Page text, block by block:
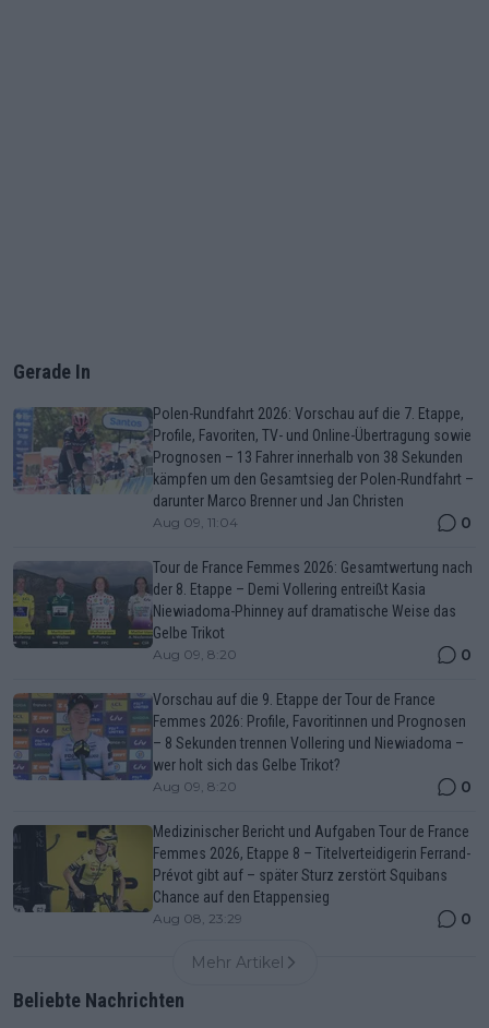
Gerade In
Polen-Rundfahrt 2026: Vorschau auf die 7. Etappe,
Profile, Favoriten, TV- und Online-Übertragung sowie
Prognosen – 13 Fahrer innerhalb von 38 Sekunden
kämpfen um den Gesamtsieg der Polen-Rundfahrt –
darunter Marco Brenner und Jan Christen
Aug 09, 11:04 0
Tour de France Femmes 2026: Gesamtwertung nach
der 8. Etappe – Demi Vollering entreißt Kasia
Niewiadoma-Phinney auf dramatische Weise das
Gelbe Trikot
Aug 09, 8:20 0
Vorschau auf die 9. Etappe der Tour de France
Femmes 2026: Profile, Favoritinnen und Prognosen
– 8 Sekunden trennen Vollering und Niewiadoma –
wer holt sich das Gelbe Trikot?
Aug 09, 8:20 0
Medizinischer Bericht und Aufgaben Tour de France
Femmes 2026, Etappe 8 – Titelverteidigerin Ferrand-
Prévot gibt auf – später Sturz zerstört Squibans
Chance auf den Etappensieg
Aug 08, 23:29 0
Mehr Artikel
Beliebte Nachrichten